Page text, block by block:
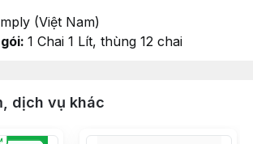
(Việt Nam)
1 Chai 1 Lít, thùng 12 chai
dịch vụ khác